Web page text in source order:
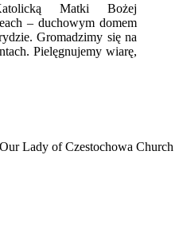
Matki Bożej
– duchowym domem
Gromadzimy się na
Pielęgnujemy wiarę,
Lady of Czestochowa Church